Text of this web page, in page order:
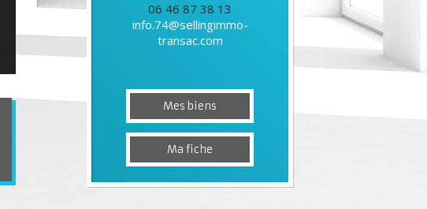
06 46 87 38 13
info.74@sellingimmo-
transac.com
Mes biens
Ma fiche